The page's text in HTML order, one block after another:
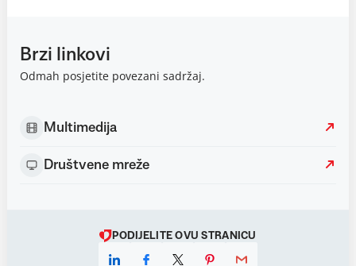
Brzi linkovi
Odmah posjetite povezani sadržaj.
Multimedija
Društvene mreže
PODIJELITE OVU STRANICU